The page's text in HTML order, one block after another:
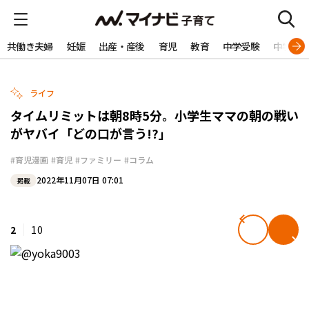
共働き夫婦 妊娠 出産・産後 育児 教育 中学受験 中学生
ライフ
タイムリミットは朝8時5分。小学生ママの朝の戦い
がヤバイ「どの口が言う!?」
#育児漫画 #育児 #ファミリー #コラム
掲載 2022年11月07日 07:01
2 10